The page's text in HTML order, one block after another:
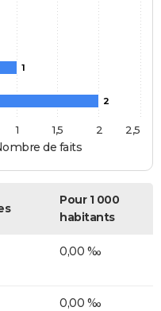
de faits
1
2
1 1,5 2 2,5
Pour 1 000
habitants
0,00 ‰
0,00 ‰